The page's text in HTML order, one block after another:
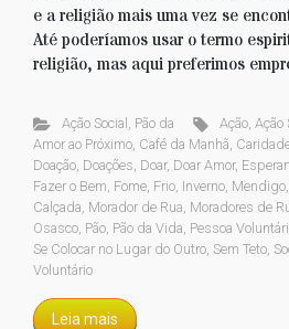
e a religião mais uma vez se
Até poderíamos usar o termo
religião, mas aqui preferimos
Ação Social , Pão da Ação,Ação
Amor ao Próximo, Café da Manhã,
Doação, Doações, Doar, Doar Amor,
Fazer o Bem, Fome, Frio, Inverno, Mendigo,
Calçada, Morador de Rua, Moradores de
Osasco, Pão, Pão da Vida, Pessoa
Se Colocar no Lugar do Outro, Sem Teto,
Voluntário
Leia mais